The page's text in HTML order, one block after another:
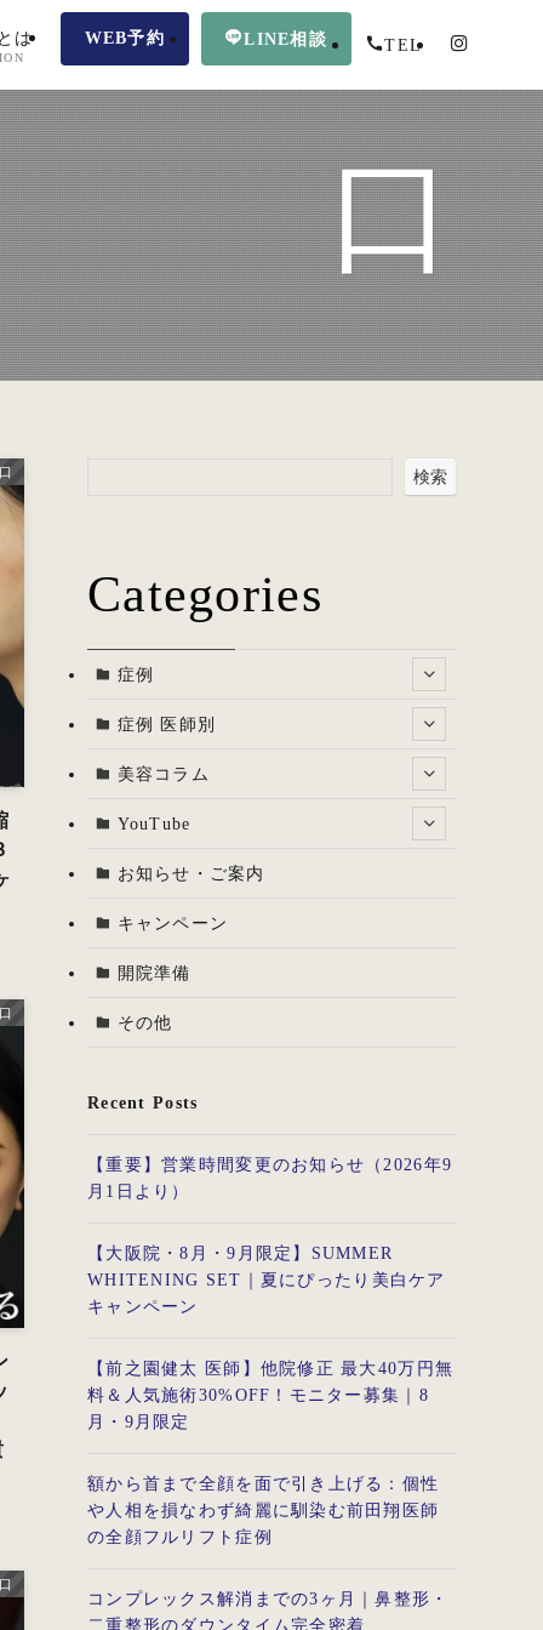
は WEB予約 LINE相談 TEL
口
口
口
口
検索
Categories
症例
症例 医師別
美容コラム
YouTube
お知らせ・ご案内
キャンペーン
開院準備
その他
Recent Posts
【重要】営業時間変更のお知らせ（2026年9
月1日より）
【大阪院・8月・9月限定】SUMMER
WHITENING SET｜夏にぴったり美白ケア
キャンペーン
【前之園健太 医師】他院修正 最大40万円無
料＆人気施術30%OFF！モニター募集｜8
月・9月限定
額から首まで全顔を面で引き上げる：個性
や人相を損なわず綺麗に馴染む前田翔医師
の全顔フルリフト症例
コンプレックス解消までの3ヶ月｜鼻整形・
二重整形のダウンタイム完全密着